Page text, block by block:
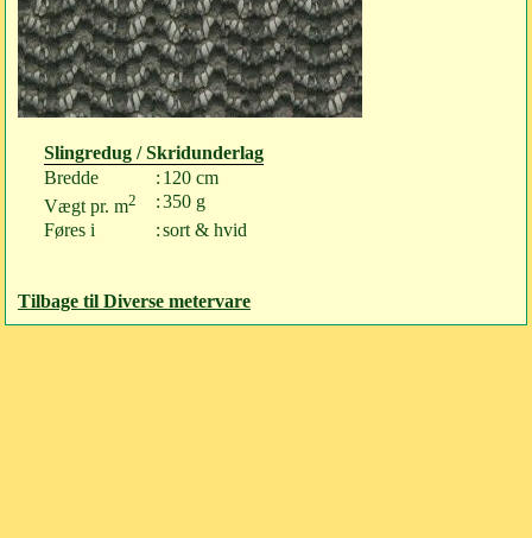
Slingredug / Skridunderlag
Bredde
: 120 cm
Vægt pr. m2 :350 g
Føres i
:sort & hvid
Tilbage til Diverse metervare